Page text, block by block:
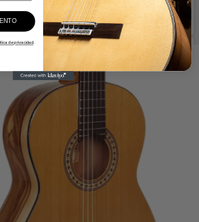
Envío gratis 24/48h
¡Financia ahora!